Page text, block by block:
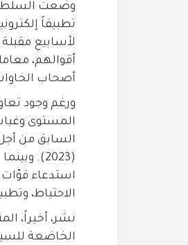
وضعت السلطات
تطبيقاً
لأسابيع
أقوالهم،
أصحاب
ورغم وجود
(2023).
استدعاء
الاحتياط،
نشر، أخيراً،
الخاضعة